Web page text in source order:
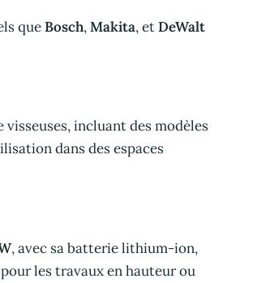
queBosch,Makita, etDeWalt
incluant des modèles
dans des espaces
, avec sa batterie lithium-ion,
les travaux en hauteur ou